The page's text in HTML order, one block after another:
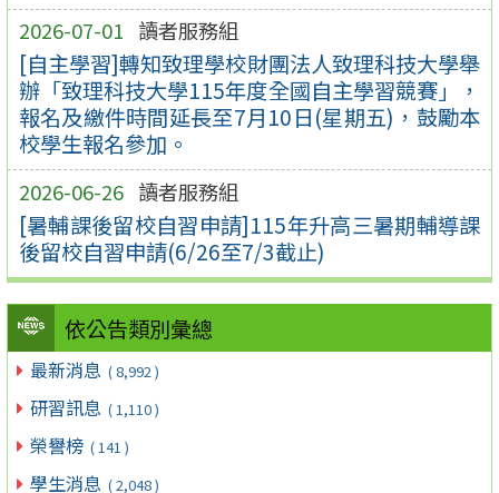
2026-07-01 讀者服務組
[自主學習]轉知致理學校財團法人致理科技大學舉
辦「致理科技大學115年度全國自主學習競賽」，
報名及繳件時間延長至7月10日(星期五)，鼓勵本
校學生報名參加。
2026-06-26 讀者服務組
[暑輔課後留校自習申請]115年升高三暑期輔導課
後留校自習申請(6/26至7/3截止)
依公告類別彙總
最新消息 ( 8,992 )
研習訊息 ( 1,110 )
榮譽榜 ( 141 )
學生消息 ( 2,048 )